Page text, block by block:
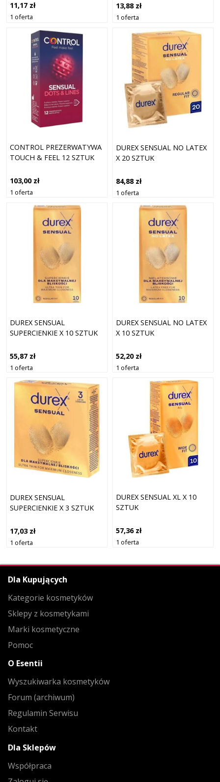
11,17 zł
1 oferta
13,88 zł
1 oferta
CONTROL PREZERWATYWA
TOUCH & FEEL 12 SZTUK
103,00 zł
1 oferta
DUREX SENSUAL NO LATEX
X 20 SZTUK
84,88 zł
1 oferta
DUREX SENSUAL
SUPERCIENKIE X 10 SZTUK
55,87 zł
1 oferta
DUREX SENSUAL NO LATEX
X 10 SZTUK
52,20 zł
1 oferta
DUREX SENSUAL
SUPERCIENKIE X 3 SZTUK
17,03 zł
1 oferta
DUREX SENSUAL XL X 10
SZTUK
57,36 zł
1 oferta
Dla Kupujących
Kategorie kosmetyków
Sklepy z kosmetykami
Marki kosmetyczne
Pomoc
O Esentii
Wyszukiwarka kosmetyków
Forum (archiwum)
Regulamin Serwisu
Kontakt
Dla Sklepów
Współpraca